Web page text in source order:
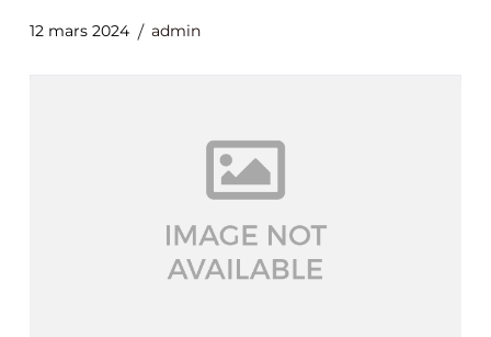
12 mars 2024 admin